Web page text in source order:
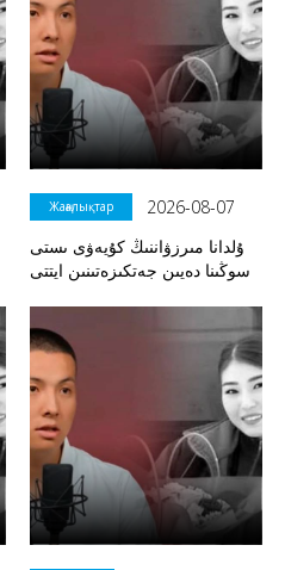
Жаңалықтар
2026-08-07
ۇلدانا مىرزۋاننىڭ كۇيەۋى ىستى
سوڭىنا دەيىن جەتكىزەتىنىن ايتتى